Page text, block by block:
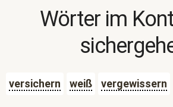
Wörter im
versichern weiß vergewissern